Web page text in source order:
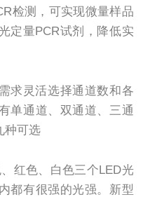
检测，可实现微量样品
定量PCR试剂，降低实
灵活选择通道数和各
单通道、双通道、三通
种可选
色、白色三个LED光
都有很强的光强。新型